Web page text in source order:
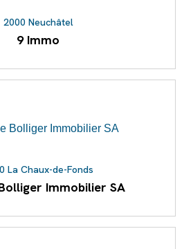
2000 Neuchâtel
9 Immo
La Chaux-de-Fonds
Immobilier SA